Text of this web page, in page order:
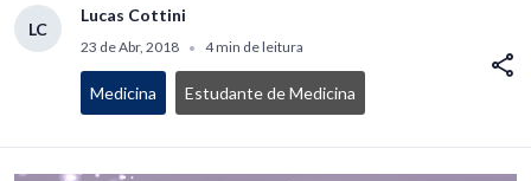
LC
Lucas Cottini
23 de Abr, 2018 • 4 min de leitura
Medicina Estudante de Medicina